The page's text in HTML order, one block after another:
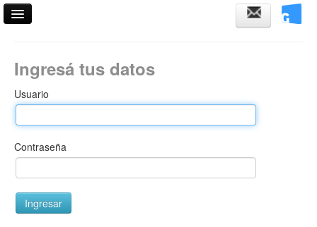
Fechas de examen
Horarios de cursadas
Validador de certificados
Ayuda
Ingresá tus datos
Usuario
Contraseña